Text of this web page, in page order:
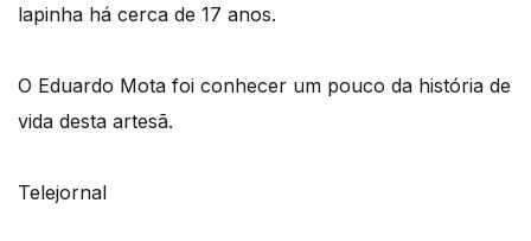
lapinha há cerca de 17 anos.
O Eduardo Mota foi conhecer um pouco da história de
vida desta artesã.
Telejornal